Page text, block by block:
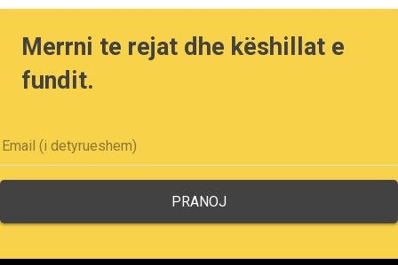
Merrni te rejat dhe këshillat e
fundit.